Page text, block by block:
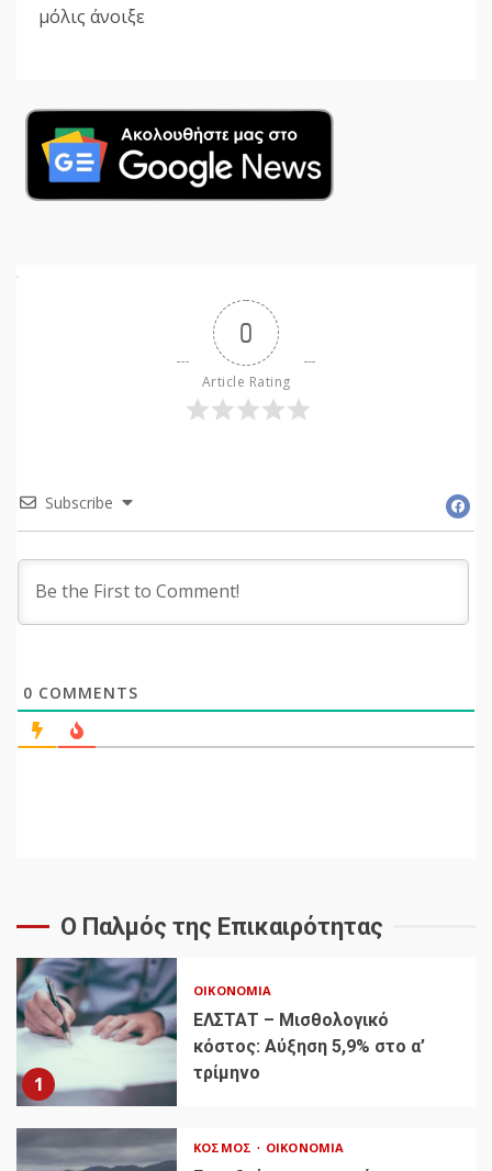
μόλις άνοιξε
0
Article Rating
Subscribe
0 COMMENTS
Ο Παλμός της Επικαιρότητας
1
ΟΙΚΟΝΟΜΊΑ
ΕΛΣΤΑΤ – Μισθολογικό
κόστος: Αύξηση 5,9% στο α’
τρίμηνο
ΚΌΣΜΟΣ ΟΙΚΟΝΟΜΊΑ